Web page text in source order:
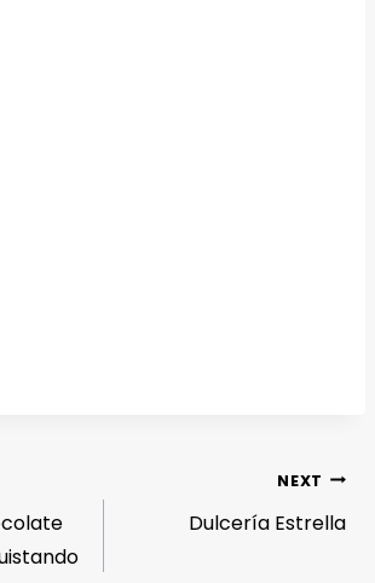
NEXT
Dulcería Estrella